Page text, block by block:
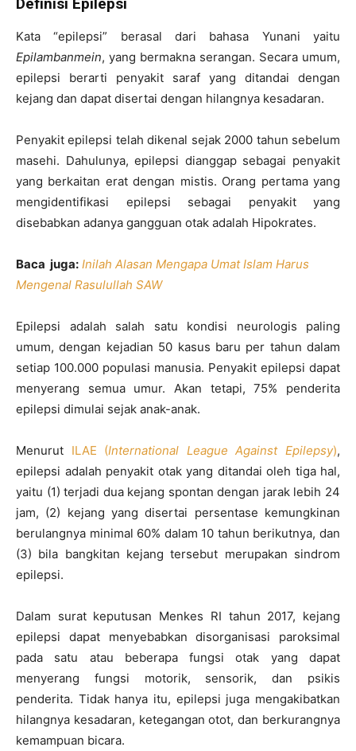
Kata “epilepsi” berasal dari bahasa Yunani yaitu
Epilambanmein, yang bermakna serangan. Secara umum,
epilepsi berarti penyakit saraf yang ditandai dengan
kejang dan dapat disertai dengan hilangnya kesadaran.
Penyakit epilepsi telah dikenal sejak 2000 tahun sebelum
masehi. Dahulunya, epilepsi dianggap sebagai penyakit
yang berkaitan erat dengan mistis. Orang pertama yang
mengidentifikasi epilepsi sebagai penyakit yang
disebabkan adanya gangguan otak adalah Hipokrates.
Baca juga: Inilah Alasan Mengapa Umat Islam Harus
Mengenal Rasulullah SAW
Epilepsi adalah salah satu kondisi neurologis paling
umum, dengan kejadian 50 kasus baru per tahun dalam
setiap 100.000 populasi manusia. Penyakit epilepsi dapat
menyerang semua umur. Akan tetapi, 75% penderita
epilepsi dimulai sejak anak-anak.
Menurut ILAE (International League Against Epilepsy),
epilepsi adalah penyakit otak yang ditandai oleh tiga hal,
yaitu (1) terjadi dua kejang spontan dengan jarak lebih 24
jam, (2) kejang yang disertai persentase kemungkinan
berulangnya minimal 60% dalam 10 tahun berikutnya, dan
(3) bila bangkitan kejang tersebut merupakan sindrom
epilepsi.
Dalam surat keputusan Menkes RI tahun 2017, kejang
epilepsi dapat menyebabkan disorganisasi paroksimal
pada satu atau beberapa fungsi otak yang dapat
menyerang fungsi motorik, sensorik, dan psikis
penderita. Tidak hanya itu, epilepsi juga mengakibatkan
hilangnya kesadaran, ketegangan otot, dan berkurangnya
kemampuan bicara.